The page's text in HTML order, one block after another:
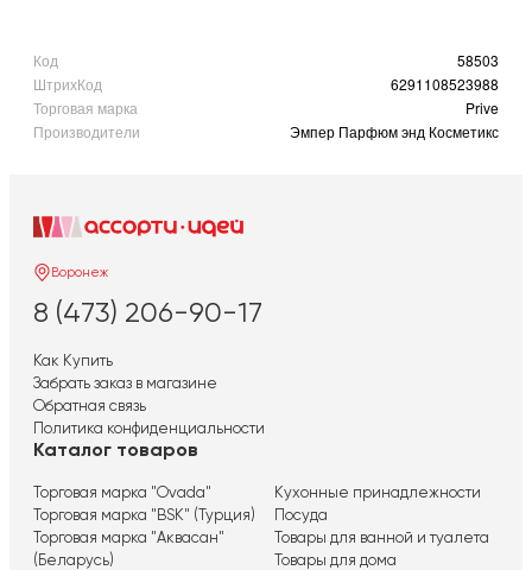
Код
58503
ШтрихКод
6291108523988
Торговая марка
Prive
Производители
Эмпер Парфюм энд Косметикс
Воронеж
8 (473) 206-90-17
Как Купить
Забрать заказ в магазине
Обратная связь
Политика конфиденциальности
Каталог товаров
Торговая марка "Ovada"
Торговая марка "BSK" (Турция)
Торговая марка "Аквасан"
(Беларусь)
Кухонные принадлежности
Посуда
Товары для ванной и туалета
Товары для дома